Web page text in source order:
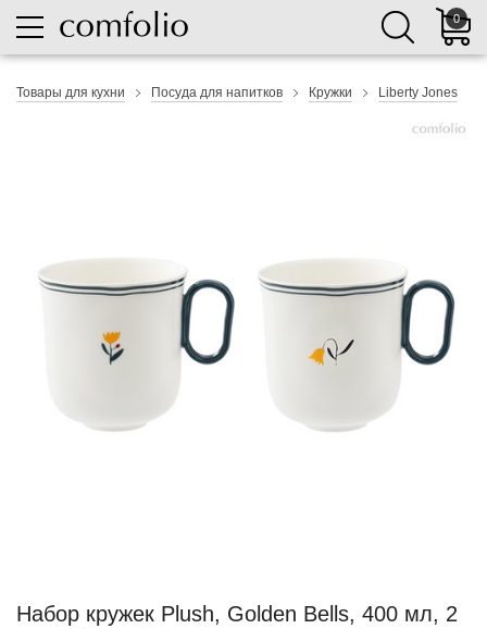
0
Товары для кухни Посуда для напитков Кружки Liberty Jones
Набор кружек Plush, Golden Bells, 400 мл, 2